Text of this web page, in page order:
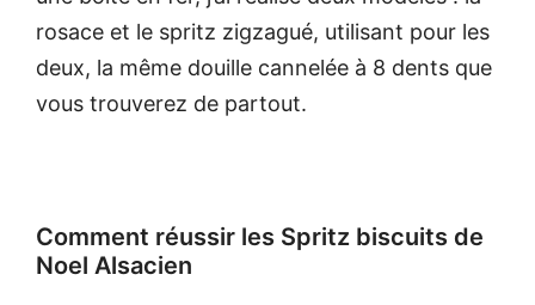
rosace et le spritz zigzagué, utilisant pour les
deux, la même douille cannelée à 8 dents que
vous trouverez de partout.
Comment réussir les Spritz biscuits de
Noel Alsacien